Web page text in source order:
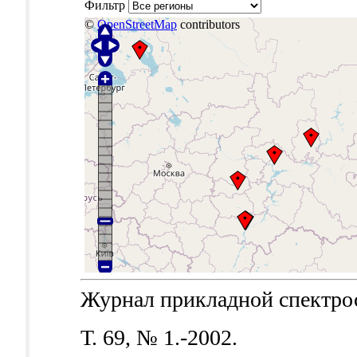
Фильтр
©OpenStreetMap contributors
Журнал прикладной
Т. 69, № 1.-2002.